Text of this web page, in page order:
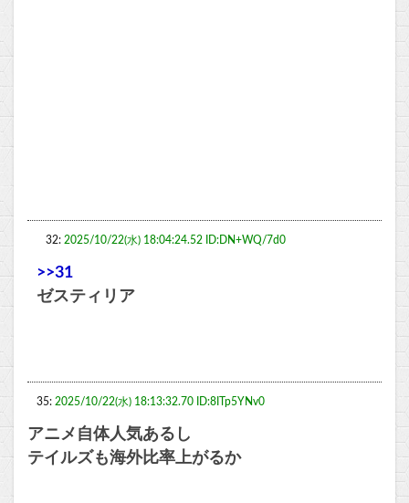
32: 2025/10/22(水) 18:04:24.52 ID:DN+WQ/7d0
>>31
ゼスティリア
35: 2025/10/22(水) 18:13:32.70 ID:8ITp5YNv0
アニメ自体人気あるし
テイルズも海外比率上がるか